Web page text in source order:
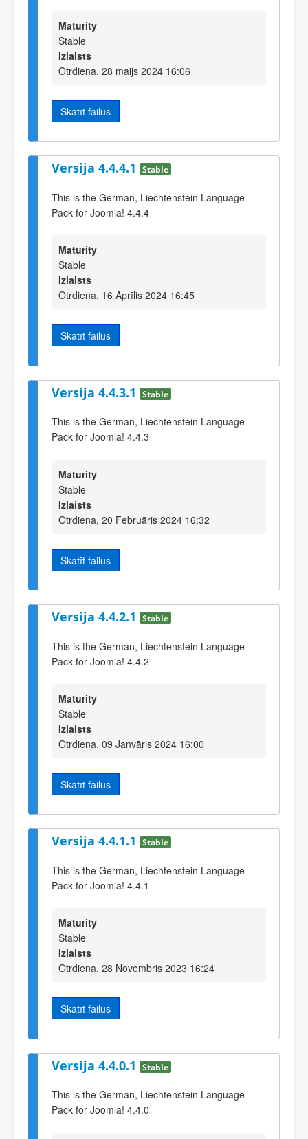
Maturity
Stable
Izlaists
Otrdiena, 28 maijs 2024 16:06
Skatīt failus
Versija 4.4.4.1 Stable
This is the German, Liechtenstein Language
Pack for Joomla! 4.4.4
Maturity
Stable
Izlaists
Otrdiena, 16 Aprīlis 2024 16:45
Skatīt failus
Versija 4.4.3.1 Stable
This is the German, Liechtenstein Language
Pack for Joomla! 4.4.3
Maturity
Stable
Izlaists
Otrdiena, 20 Februāris 2024 16:32
Skatīt failus
Versija 4.4.2.1 Stable
This is the German, Liechtenstein Language
Pack for Joomla! 4.4.2
Maturity
Stable
Izlaists
Otrdiena, 09 Janvāris 2024 16:00
Skatīt failus
Versija 4.4.1.1 Stable
This is the German, Liechtenstein Language
Pack for Joomla! 4.4.1
Maturity
Stable
Izlaists
Otrdiena, 28 Novembris 2023 16:24
Skatīt failus
Versija 4.4.0.1 Stable
This is the German, Liechtenstein Language
Pack for Joomla! 4.4.0